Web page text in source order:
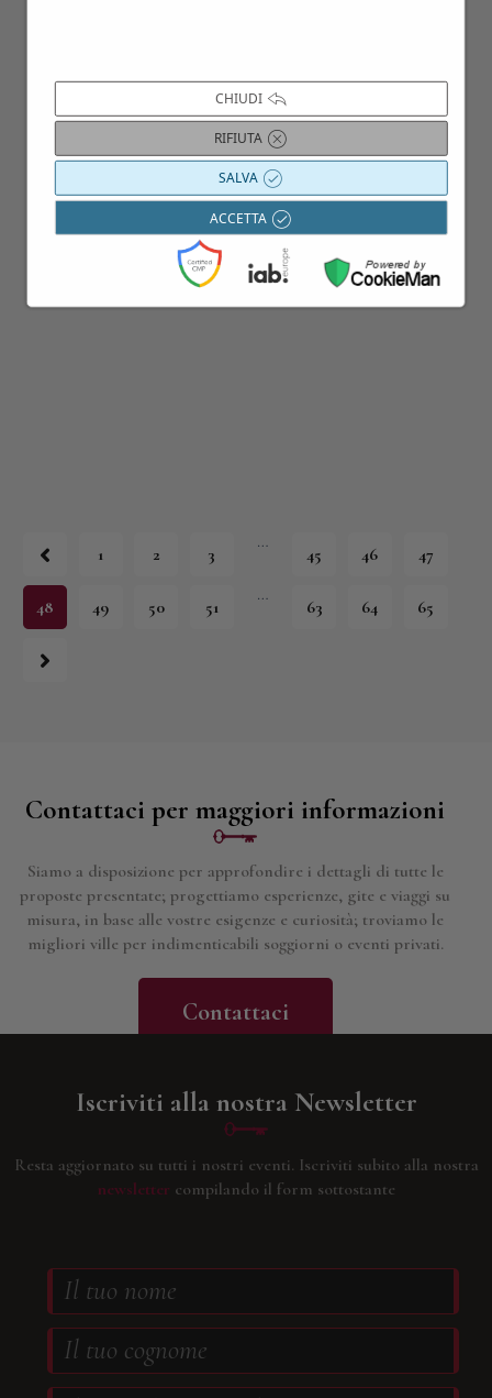
1 2 3
…
45 46 47
48 49 50 51
…
63 64 65
Contattaci per maggiori informazioni
Siamo a disposizione per approfondire i dettagli di tutte le
proposte presentate; progettiamo esperienze, gite e viaggi su
misura, in base alle vostre esigenze e curiosità; troviamo le
migliori ville per indimenticabili soggiorni o eventi privati.
Contattaci
Iscriviti alla nostra Newsletter
Resta aggiornato su tutti i nostri eventi. Iscriviti subito alla nostra
newsletter compilando il form sottostante
CHIUDI
RIFIUTA
SALVA
ACCETTA